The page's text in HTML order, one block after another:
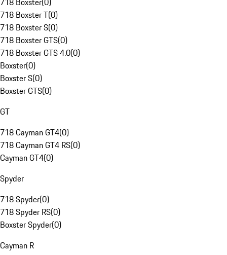
718 Boxster T(0)
718 Boxster S(0)
718 Boxster GTS(0)
718 Boxster GTS 4.0(0)
Boxster(0)
Boxster S(0)
Boxster GTS(0)
GT
718 Cayman GT4(0)
718 Cayman GT4 RS(0)
Cayman GT4(0)
Spyder
718 Spyder(0)
718 Spyder RS(0)
Boxster Spyder(0)
Cayman R